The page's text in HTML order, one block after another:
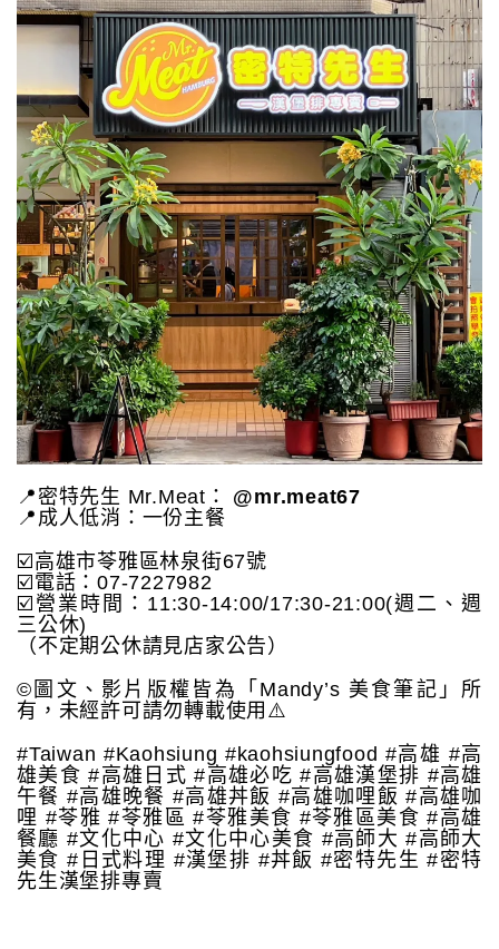
📍密特先生 Mr.Meat： @mr.meat67
📍成人低消：一份主餐
☑️高雄市苓雅區林泉街67號
☑️電話：07-7227982
☑️營業時間：11:30-14:00/17:30-21:00(週二、週
三公休)
（不定期公休請見店家公告）
©️圖文、影片版權皆為「Mandy’s 美食筆記」所
有，未經許可請勿轉載使用⚠️
#Taiwan #Kaohsiung #kaohsiungfood #高雄 #高
雄美食 #高雄日式 #高雄必吃 #高雄漢堡排 #高雄
午餐 #高雄晚餐 #高雄丼飯 #高雄咖哩飯 #高雄咖
哩 #苓雅 #苓雅區 #苓雅美食 #苓雅區美食 #高雄
餐廳 #文化中心 #文化中心美食 #高師大 #高師大
美食 #日式料理 #漢堡排 #丼飯 #密特先生 #密特
先生漢堡排專賣